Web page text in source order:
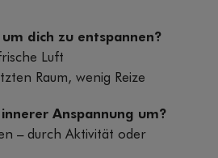
dich zu entspannen?
Luft
Raum, wenig Reize
Anspannung um?
– durch Aktivität oder